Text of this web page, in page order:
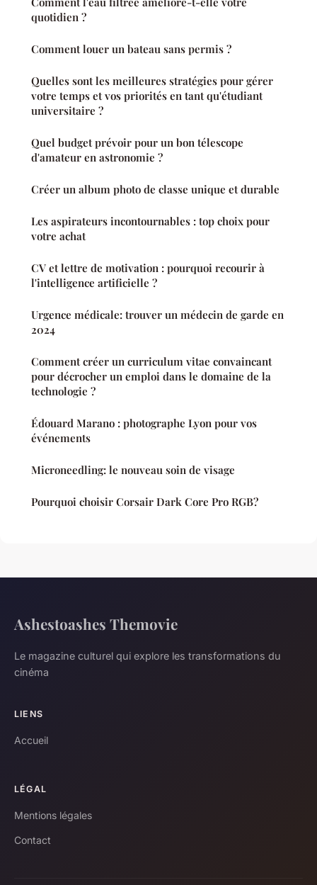
quotidien ?
Comment louer un bateau sans permis ?
Quelles sont les meilleures stratégies pour gérer
votre temps et vos priorités en tant qu'étudiant
universitaire ?
Quel budget prévoir pour un bon télescope
d'amateur en astronomie ?
Créer un album photo de classe unique et durable
Les aspirateurs incontournables : top choix pour
votre achat
CV et lettre de motivation : pourquoi recourir à
l'intelligence artificielle ?
Urgence médicale: trouver un médecin de garde en
2024
Comment créer un curriculum vitae convaincant
pour décrocher un emploi dans le domaine de la
technologie ?
Édouard Marano : photographe Lyon pour vos
événements
Microneedling: le nouveau soin de visage
Pourquoi choisir Corsair Dark Core Pro RGB?
Ashestoashes Themovie
Le magazine culturel qui explore les transformations du
cinéma
LIENS
Accueil
LÉGAL
Mentions légales
Contact